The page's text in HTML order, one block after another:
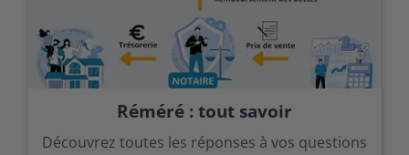
Réméré : tout savoir
Découvrez toutes les réponses à vos questions